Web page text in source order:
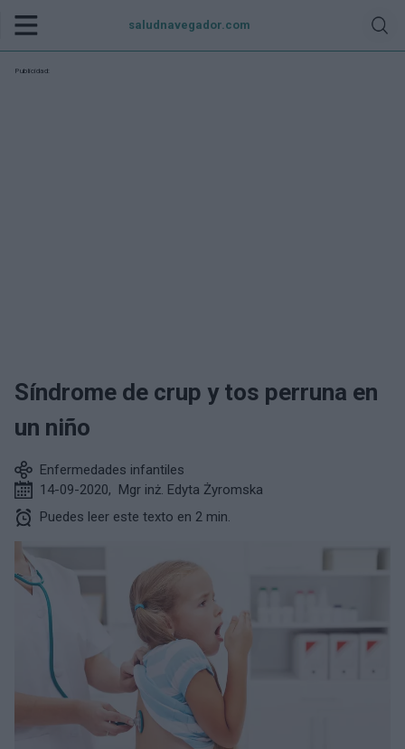
saludnavegador.com
Publicidad:
Síndrome de crup y tos perruna en
un niño
Enfermedades infantiles
14-09-2020, Mgr inż. Edyta Żyromska
Puedes leer este texto en 2 min.